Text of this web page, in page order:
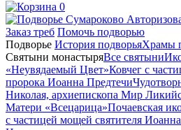
0
Заказ треб Помочь подворью
Подворье История подворьяХрамы
Святыни монастыряВсе святыни
«Неувядаемый Цвет»Ковчег с
пророка Иоанна Предтечи
Николая, архиепископа Мир
Матери «Всецарица»Почаевская
с частицей мощей святителя